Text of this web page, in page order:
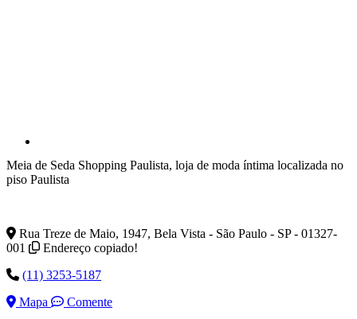
Meia de Seda Shopping Paulista, loja de moda íntima localizada no
piso Paulista
Rua Treze de Maio, 1947, Bela Vista - São Paulo - SP - 01327-
001
Endereço copiado!
(11) 3253-5187
Mapa
Comente